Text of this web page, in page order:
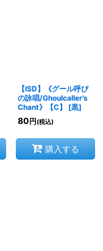
【ISD】《グール呼び
の詠唱/Ghoulcaller's
Chant》【C】
[黒]
80 円 (税込)
購入する